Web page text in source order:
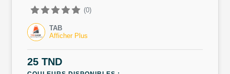
(0)
TAB
Afficher Plus
25 TND